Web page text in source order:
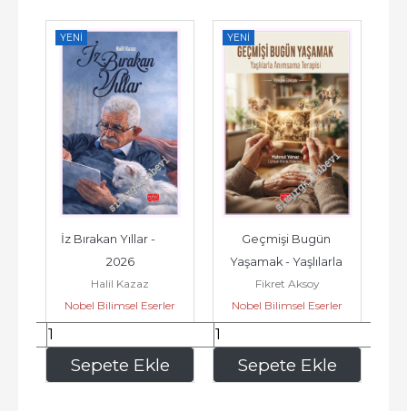
YENI
Sepete Ekle
İz Bırakan Yıllar -
2026
Halil Kazaz
Nobel Bilimsel Eserler
240,00
YENI
Sepete Ekle
Geçmişi Bugün
Yaşamak - Yaşlılarla
Anımsama Terapisi
Klinisyen El Kitabı...
Fikret Aksoy
Nobel Bilimsel Eserler
280,00